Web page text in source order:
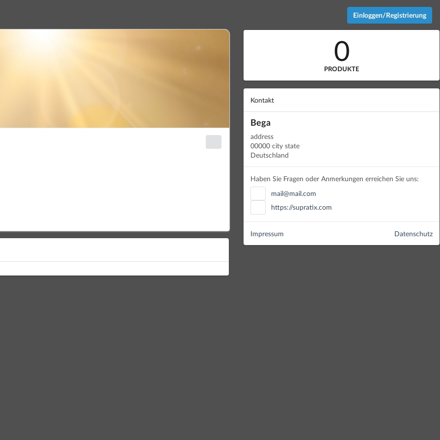
Einloggen/Registrierung
0
PRODUKTE
Kontakt
Bega
address
00000 city state
Deutschland
Haben Sie Fragen oder Anmerkungen erreichen Sie uns:
mail@mail.com
https://supratix.com
Datenschutz
Impressum